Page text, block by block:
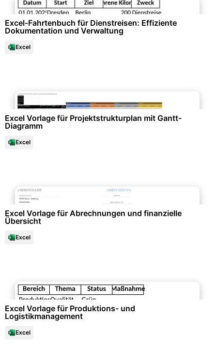
Excel-Fahrtenbuch für Dienstreisen: Effiziente
Dokumentation und Verwaltung
Excel
Excel Vorlage für Projektstrukturplan mit Gantt-
Diagramm
Excel
Excel Vorlage für Abrechnungen und finanzielle
Übersicht
Excel
Excel Vorlage für Produktions- und
Logistikmanagement
Excel